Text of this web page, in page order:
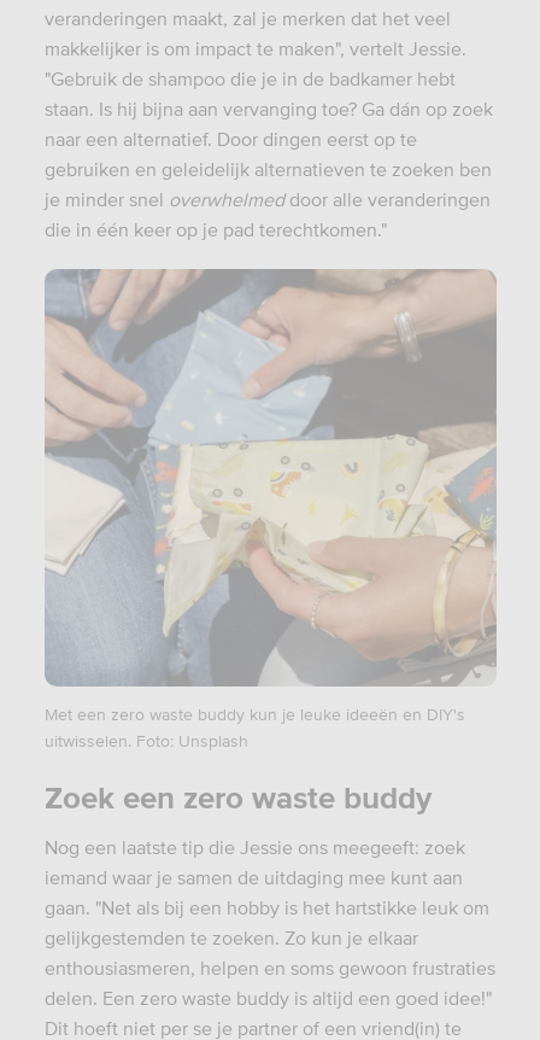
veranderingen maakt, zal je merken dat het veel
makkelijker is om impact te maken", vertelt Jessie.
"Gebruik de shampoo die je in de badkamer hebt
staan. Is hij bijna aan vervanging toe? Ga dán op zoek
naar een alternatief. Door dingen eerst op te
gebruiken en geleidelijk alternatieven te zoeken ben
je minder snel overwhelmeddoor alle veranderingen
die in één keer op je pad terechtkomen."
Met een zero waste buddy kun je leuke ideeën en DIY's
uitwisselen. Foto: Unsplash
Zoek een zero waste buddy
Nog een laatste tip die Jessie ons meegeeft: zoek
iemand waar je samen de uitdaging mee kunt aan
gaan. "Net als bij een hobby is het hartstikke leuk om
gelijkgestemden te zoeken. Zo kun je elkaar
enthousiasmeren, helpen en soms gewoon frustraties
delen. Een zero waste buddy is altijd een goed idee!"
Dit hoeft niet per se je partner of een vriend(in) te